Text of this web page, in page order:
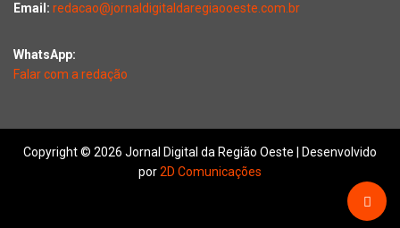
Email: redacao@jornaldigitaldaregiaooeste.com.br
WhatsApp:
Falar com a redação
Copyright © 2026 Jornal Digital da Região Oeste | Desenvolvido
por2D Comunicações